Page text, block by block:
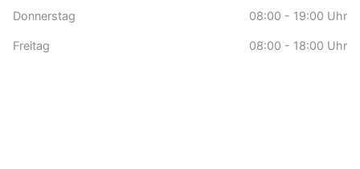
Donnerstag 08:00 - 19:00 Uhr
Freitag 08:00 - 18:00 Uhr